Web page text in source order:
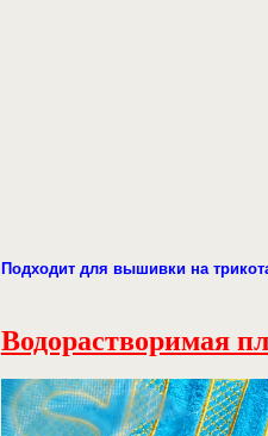
Подходит для вышивки на
Водорастворимая